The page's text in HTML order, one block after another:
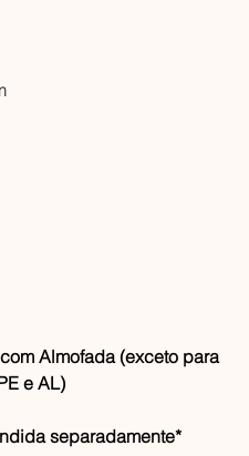
Almofada (exceto para
e AL)
separadamente*